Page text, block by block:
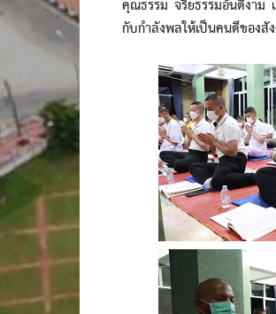
คุณธรรม จริยธรรมอันดีงาม
กับกำลังพลให้เป็นคนดีของสั